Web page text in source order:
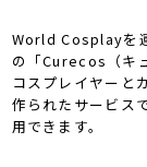
World Cosplayを
の「Curecos（キ
コスプレイヤーと
作られたサービス
用できます。